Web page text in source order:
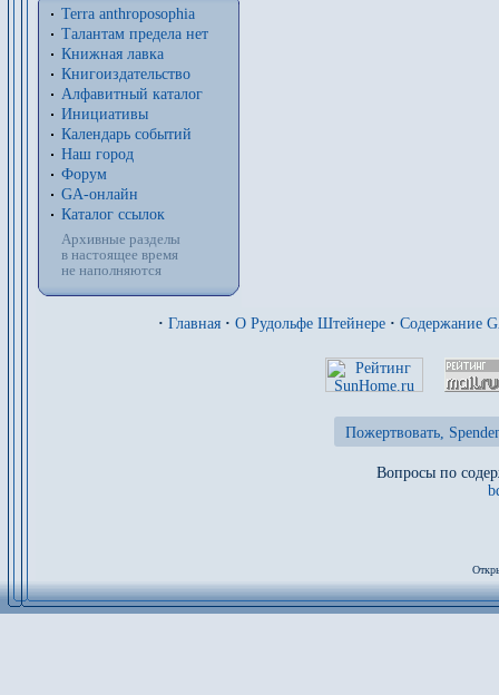
Terra anthroposophia
Талантам предела нет
Книжная лавка
Книгоиздательство
Алфавитный каталог
Инициативы
Календарь событий
Наш город
Форум
GA-онлайн
Каталог ссылок
Архивные разделы
в настоящее время
не наполняются
· Главная · О Рудольфе Штейнере · Содержание
Пожертвовать,
Вопросы по